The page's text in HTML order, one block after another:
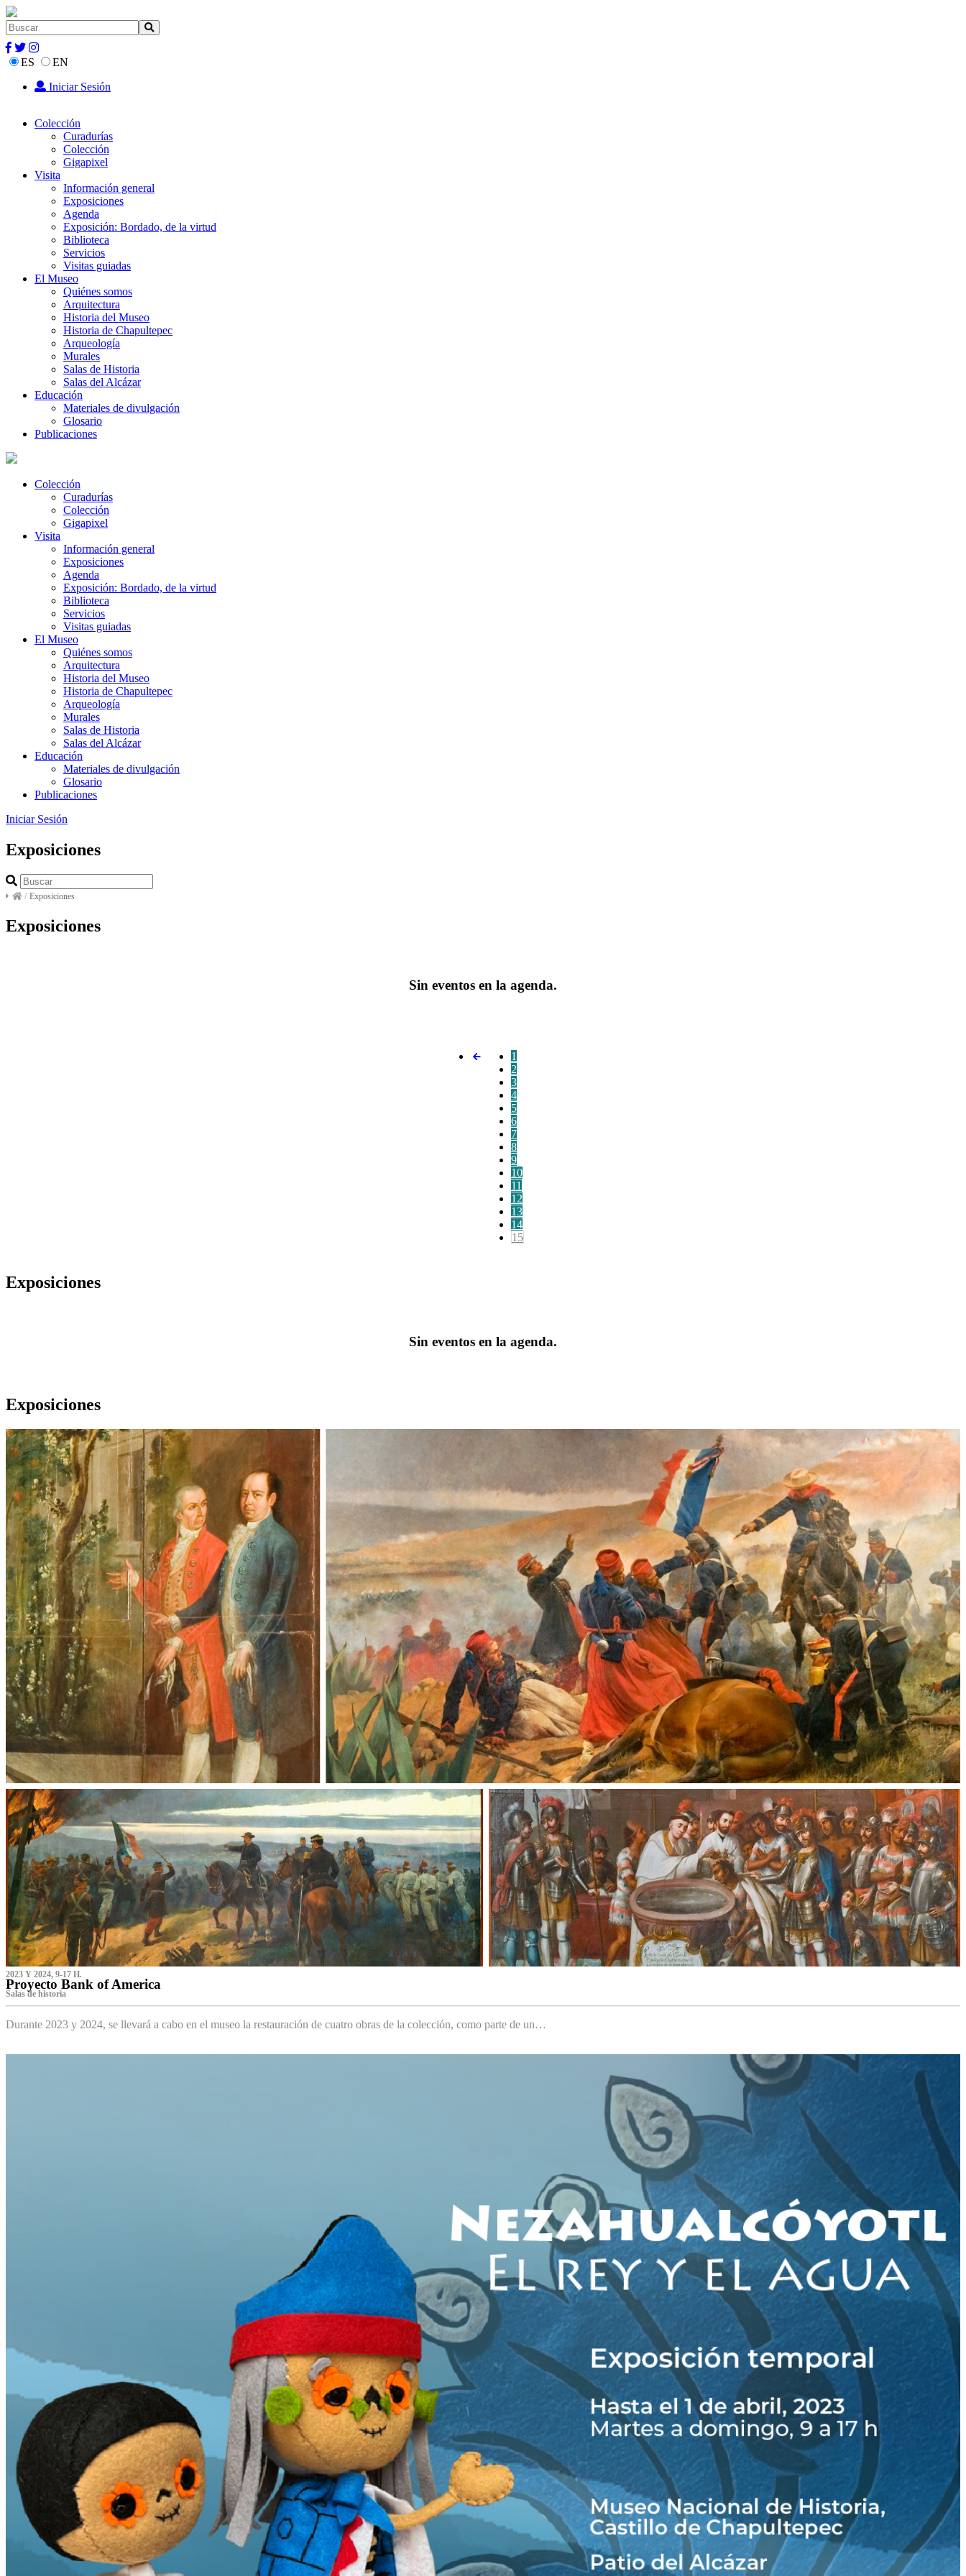
ES
EN
Iniciar Sesión
Colección
Curadurías
Colección
Gigapixel
Visita
Información general
Exposiciones
Agenda
Exposición: Bordado, de la virtud
Biblioteca
Servicios
Visitas guiadas
El Museo
Quiénes somos
Arquitectura
Historia del Museo
Historia de Chapultepec
Arqueología
Murales
Salas de Historia
Salas del Alcázar
Educación
Materiales de divulgación
Glosario
Publicaciones
Colección
Curadurías
Colección
Gigapixel
Visita
Información general
Exposiciones
Agenda
Exposición: Bordado, de la virtud
Biblioteca
Servicios
Visitas guiadas
El Museo
Quiénes somos
Arquitectura
Historia del Museo
Historia de Chapultepec
Arqueología
Murales
Salas de Historia
Salas del Alcázar
Educación
Materiales de divulgación
Glosario
Publicaciones
Iniciar Sesión
Exposiciones
/ Exposiciones
Exposiciones
Sin eventos en la agenda.
1
2
3
4
5
6
7
8
9
10
11
12
13
14
15
Exposiciones
Sin eventos en la agenda.
Exposiciones
2023 Y 2024, 9-17 H.
Proyecto Bank of America
S‌alas de historia
Durante 2023 y 2024, se llevará a cabo en el museo la restauración de cuatro obras de la colección, como parte de un…